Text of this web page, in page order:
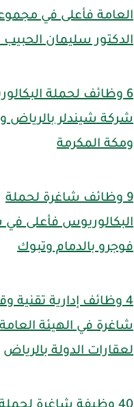
العامة فأعلى في
الدكتور سليمان الحبيب
6 وظائف لحملة
شركة شيندلر بالرياض
ومكة المكرمة
9 وظائف شاغرة لحملة
البكالوريوس فأعلى
فوجرو بالدمام وتبوك
4 وظائف إدارية تقنية
شاغرة في الهيئة العامة
لعقارات الدولة بالرياض